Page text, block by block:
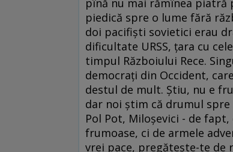
pînă nu mai rămînea piatră
piedică spre o lume fără
doi pacifişti sovietici erau
dificultate URSS, ţara cu
timpul Războiului Rece.
democraţi din Occident,
destul de mult. Ştiu, nu e
dar noi ştim că drumul spre
Pol Pot, Miloşevici - de
frumoase, ci de armele
vrei pace, pregăteşte-te de